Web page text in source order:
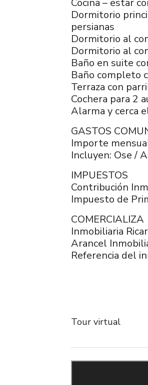
Cocina – estar
Dormitorio
persianas
Dormitorio al
Dormitorio al
Baño en suite
Baño completo
Terraza con
Cochera para 2
Alarma y cerca
GASTOS
Importe
Incluyen: Ose /
IMPUESTOS
Contribución
Impuesto de
COMERCIALIZA
Inmobiliaria
Arancel
Referencia del
Tour virtual